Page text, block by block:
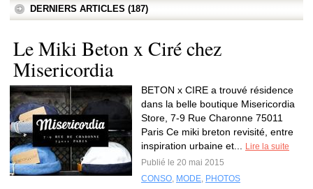
DERNIERS ARTICLES (187)
Le Miki Beton x Ciré chez
Misericordia
BETON x CIRE a trouvé résidence
dans la belle boutique Misericordia
Store, 7-9 Rue Charonne 75011
Paris Ce miki breton revisité, entre
inspiration urbaine et...
Lire la suite
Publié le 20 mai 2015
CONSO, MODE, PHOTOS